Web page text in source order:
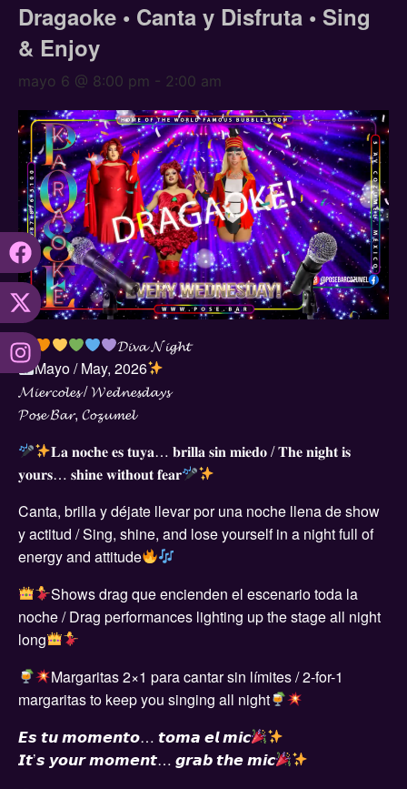
Dragaoke • Canta y Disfruta • Sing
& Enjoy
mayo 6 @ 8:00 pm - 2:00 am
𝓓𝓲𝓿𝓪 𝓝𝓲𝓰𝓱𝓽
Mayo / May, 2026
𝓜𝓲𝓮𝓻𝓬𝓸𝓵𝓮𝓼 / 𝓦𝓮𝓭𝓷𝓮𝓼𝓭𝓪𝔂𝓼
𝓟𝓸𝓼𝓮 𝓑𝓪𝓻, 𝓒𝓸𝔃𝓾𝓶𝓮𝓵
𝐋𝐚 𝐧𝐨𝐜𝐡𝐞 𝐞𝐬 𝐭𝐮𝐲𝐚… 𝐛𝐫𝐢𝐥𝐥𝐚 𝐬𝐢𝐧 𝐦𝐢𝐞𝐝𝐨 / 𝐓𝐡𝐞 𝐧𝐢𝐠𝐡𝐭 𝐢𝐬
𝐲𝐨𝐮𝐫𝐬… 𝐬𝐡𝐢𝐧𝐞 𝐰𝐢𝐭𝐡𝐨𝐮𝐭 𝐟𝐞𝐚𝐫
Canta, brilla y déjate llevar por una noche llena de show
y actitud / Sing, shine, and lose yourself in a night full of
energy and attitude
Shows drag que encienden el escenario toda la
noche / Drag performances lighting up the stage all night
long
Margaritas 2×1 para cantar sin límites / 2-for-1
margaritas to keep you singing all night
𝙀𝙨 𝙩𝙪 𝙢𝙤𝙢𝙚𝙣𝙩𝙤… 𝙩𝙤𝙢𝙖 𝙚𝙡 𝙢𝙞𝙘
𝙄𝙩’𝙨 𝙮𝙤𝙪𝙧 𝙢𝙤𝙢𝙚𝙣𝙩… 𝙜𝙧𝙖𝙗 𝙩𝙝𝙚 𝙢𝙞𝙘